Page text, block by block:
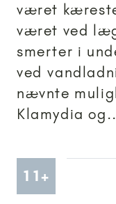
været
været ved
smerter i
ved
nævnte
Klamydia
11+ Artikler